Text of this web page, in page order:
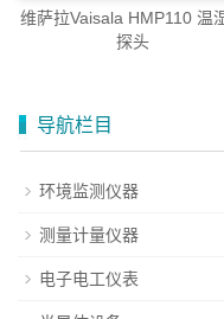
维萨拉Vaisala HMP110 温
探头
导航栏目
环境监测仪器
测量计量仪器
电子电工仪表